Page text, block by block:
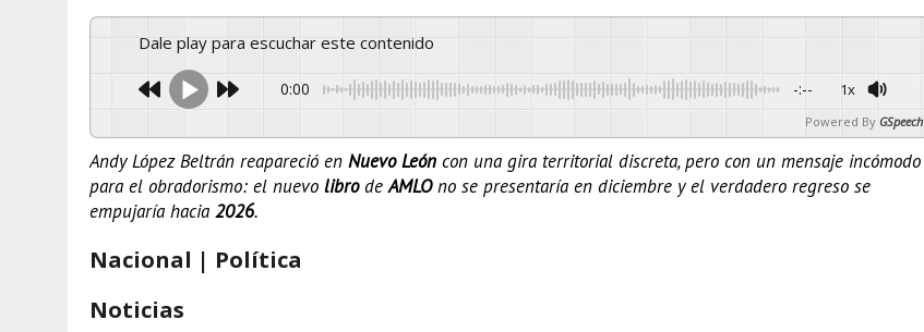
Dale play para escuchar este contenido
0:00 -:-- 1x
Powered By GSpeech
Andy López Beltrán reapareció en Nuevo León con una gira territorial discreta, pero con un mensaje incómodo
para el obradorismo: el nuevo librodeAMLOno se presentaría en diciembre y el verdadero regreso se
empujaría hacia 2026.
Nacional | Política
Noticias